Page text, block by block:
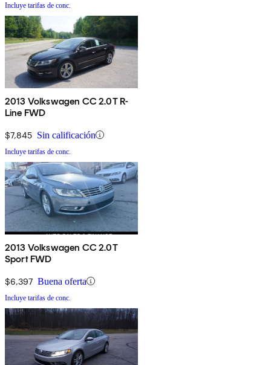
Incluye tarifas de conc.
2013 Volkswagen CC 2.0T R-
Line FWD
$7,845 Sin calificación
Incluye tarifas de conc.
2013 Volkswagen CC 2.0T
Sport FWD
$6,397 Buena oferta
Incluye tarifas de conc.